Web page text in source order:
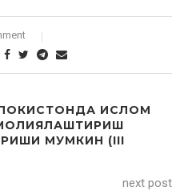
ИСЛОМ
МУМКИН (III
next post